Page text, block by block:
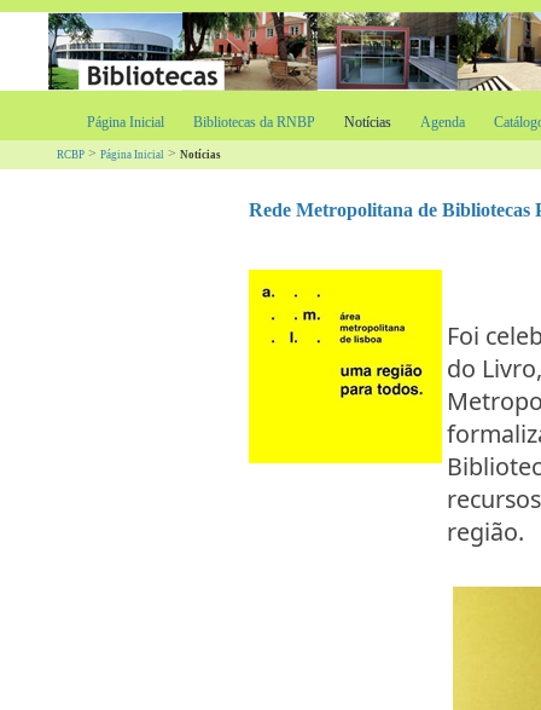
Página Inicial Bibliotecas da RNBP Notícias Agenda
RCBP > Página Inicial > Notícias
Rede Metropolitana de Bibliotecas
Foi
do
região.